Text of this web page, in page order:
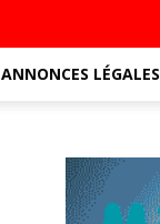
ANNONCES LÉGALES